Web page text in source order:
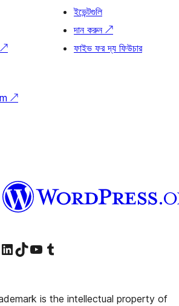
↗
ইভেন্টগুলি
দান করুন ↗
ফাইভ ফর দ্য ফিউচার
↗
দেখুন
আমাদের লিঙ্কডইন অ্যাকাউন্টে যানআমাদের TikTok অ্যাকাউন্টটি দেখুনআমাদের ইউটিউব চ্যানেলে যান আমাদের টাম্বলার অ্যাকাউন্ট দেখুন
is the intellectual property of